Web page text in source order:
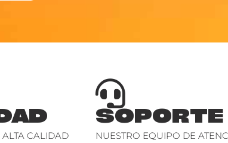
CALIDAD
NUESTRO EQUIPO DE